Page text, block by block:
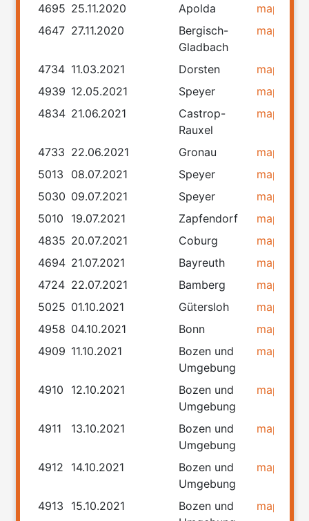
4695 25.11.2020 Apolda map
4647 27.11.2020
Bergisch-
Gladbach
map
4734 11.03.2021 Dorsten map
4939 12.05.2021 Speyer map
4834 21.06.2021
Castrop-
Rauxel
map
4733 22.06.2021 Gronau map
5013
08.07.2021 Speyer map
5030 09.07.2021 Speyer map
5010
19.07.2021 Zapfendorf map
4835 20.07.2021 Coburg map
4694 21.07.2021 Bayreuth map
4724 22.07.2021 Bamberg map
5025 01.10.2021 Gütersloh map
4958 04.10.2021 Bonn map
4909 11.10.2021
Bozen und
Umgebung
map
4910 12.10.2021
Bozen und
Umgebung
map
4911 13.10.2021
Bozen und
Umgebung
map
4912 14.10.2021
Bozen und
Umgebung
map
4913 15.10.2021
Bozen und
map